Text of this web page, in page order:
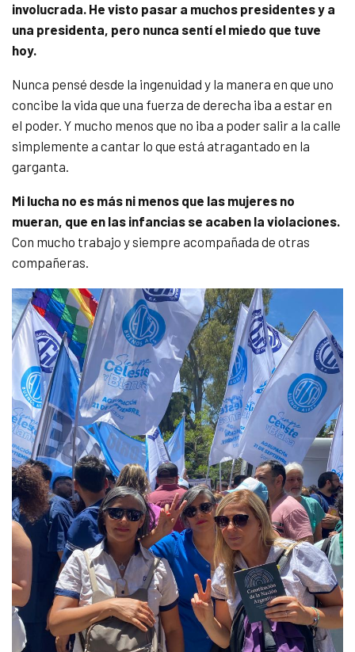
involucrada. He visto pasar a muchos presidentes y a
una presidenta, pero nunca sentí el miedo que tuve
hoy.
Nunca pensé desde la ingenuidad y la manera en que uno
concibe la vida que una fuerza de derecha iba a estar en
el poder. Y mucho menos que no iba a poder salir a la calle
simplemente a cantar lo que está atragantado en la
garganta.
Mi lucha no es más ni menos que las mujeres no
mueran, que en las infancias se acaben la violaciones.
Con mucho trabajo y siempre acompañada de otras
compañeras.